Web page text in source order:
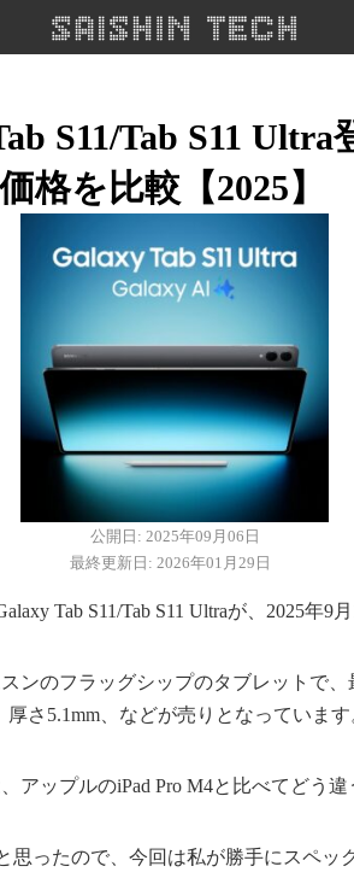
S11/Tab S11
格を比較【2025】
公開日: 2025年09月06日
最終更新日: 2026年01月29日
Tab S11/Tab S11 Ultraが、2025年9
ンのフラッグシップのタブレットで、
さ5.1mm、などが売りとなっています
アップルのiPad Pro M4と比べてどう違
思ったので、今回は私が勝手にスペッ